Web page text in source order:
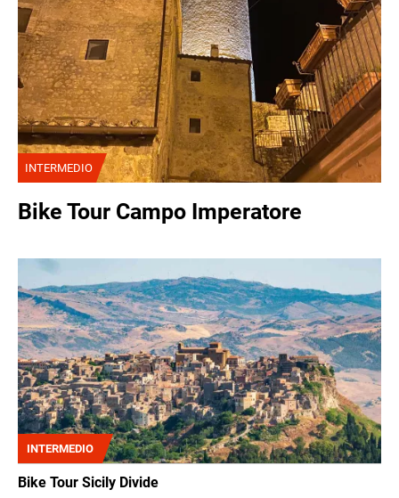
INTERMEDIO
Bike Tour Campo Imperatore
Immagine
INTERMEDIO
Bike Tour Sicily Divide